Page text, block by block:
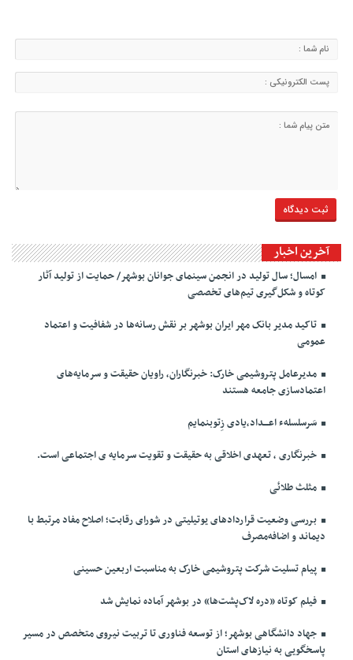
آخرین اخبار
امسال؛ سال تولید در انجمن سینمای جوانان بوشهر/ حمایت از تولید آثار
کوتاه و شکل‌گیری تیم‌های تخصصی
تاکید مدیر بانک مهر ایران بوشهر بر نقش رسانه‌ها در شفافیت و اعتماد
عمومی
مدیرعامل پتروشیمی خارک: خبرنگاران، راویان حقیقت و سرمایه‌های
اعتمادسازی جامعه هستند
سَرسلسلهء اعـــداد،یادی زِتوبنمایم
خبرنگاری ، تعهدی اخلاقی به حقیقت و تقویت سرمایه ی اجتماعی است.
مثلث طلائی
بررسی وضعیت قراردادهای یوتیلیتی در شورای رقابت؛ اصلاح مفاد مرتبط با
دیماند و اضافه‌مصرف
پیام تسلیت شرکت پتروشیمی خارک به مناسبت اربعین حسینی
فیلم کوتاه «دره لاک‌پشت‌ها» در بوشهر آماده نمایش شد
جهاد دانشگاهی بوشهر؛ از توسعه فناوری تا تربیت نیروی متخصص در مسیر
پاسخگویی به نیازهای استان